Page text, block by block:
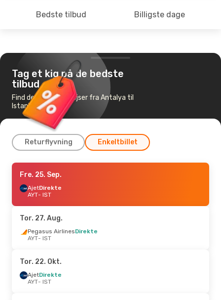
Bedste tilbud Billigste dage
Tag et kig på de bedste
tilbud
Find de billigste flyrejser fra Antalya til
Istanbul
Returflyvning Enkeltbillet
Tor. 27. Aug.
Pegasus Airlines
AYT- IST
IST- AYT
Tor. 10. Sep.- Tor. 10. Sep.
AjetDirekte
IST- AYT
Fre. 25. Sep.
AjetDirekte
AYT- IST
Tor. 27. Aug.
Pegasus AirlinesDirekte
AYT- IST
Tor. 22. Okt.
AjetDirekte
AYT- IST